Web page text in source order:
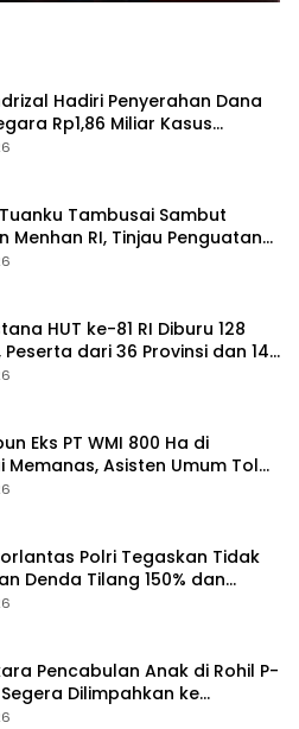
Hadiri Penyerahan Dana
Rp1,86 Miliar Kasus
Indra Arta
Tambusai Sambut
Menhan RI, Tinjau Penguatan
dan Kampar
HUT ke-81 RI Diburu 128
Peserta dari 36 Provinsi dan 14
Eks PT WMI 800 Ha di
Asisten Umum Tolak
dan Tantang Presiden
Polri Tegaskan Tidak
Denda Tilang 150% dan
Menyeluruh
Pencabulan Anak di Rohil P-
Segera Dilimpahkan ke